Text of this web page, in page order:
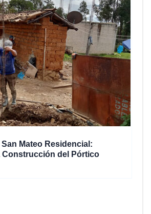
Mateo Residencial:
Construcción del Pórtico